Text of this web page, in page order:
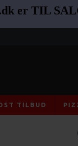
er TIL
TILBUD